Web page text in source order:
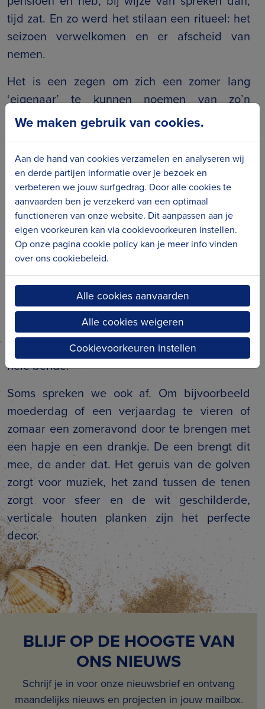
tijd zat. En zo werd het stilaan een ritueel: het
seizoen verwelkomen en er afscheid van
nemen.
Het is een zegen om zich een zomer lang
‘eigenaar’ te kunnen noemen van zo’n
houten strandhuisje, een soort buitenverblijfje
aan zee. Met de duinen in de rug, de branding
aan de voeten. Ik laat een rits sleutels
bijmaken zodat ook mijn kinderen en mijn zus
er naartoe kunnen wanneer het ze uitkomt.
Met elk een sleutel op zak, hoeven we niet af
te spreken om de cabine open te maken. Zo
hangt er telkens iets onverwachts in de lucht.
Je weet nooit wie er zal zijn, hoe het die dag
zal uitpakken. Je kunt er helemaal alleen
zitten, heerlijk rustig met een boekje achter
het zeil. Misschien komt mijn zus en kletsen we
gezellig een paar uur. Of ik ga met mijn
kleinkinderen en dan zijn we al vlug met een
hele bende.
Soms spreken we ook af. Om bijvoorbeeld
moederdag of een verjaardag te vieren of
zomaar een zomeravond door te brengen met
een hapje en een drankje. De een brengt dit
mee, de ander dat. Het geruis van de golven
zorgt voor muziek, het zand tussen de tenen
zorgt voor sfeer en de wit geschilderde,
verticale houten planken zijn het perfecte
decor.
BLIJF OP DE HOOGTE VAN
ONS NIEUWS
Schrijf je in voor onze nieuwsbrief en ontvang
maandelijks nieuws en projecten in jouw mailbox.
We maken gebruik van cookies.
Aan de hand van cookies verzamelen en analyseren wij
en derde partijen informatie over je bezoek en
verbeteren we jouw surfgedrag. Door alle cookies te
aanvaarden ben je verzekerd van een optimaal
functioneren van onze website. Dit aanpassen aan je
eigen voorkeuren kan via cookievoorkeuren instellen.
Op onze pagina cookie policy kan je meer info vinden
over ons cookiebeleid.
Alle cookies aanvaarden
Alle cookies weigeren
Cookievoorkeuren instellen